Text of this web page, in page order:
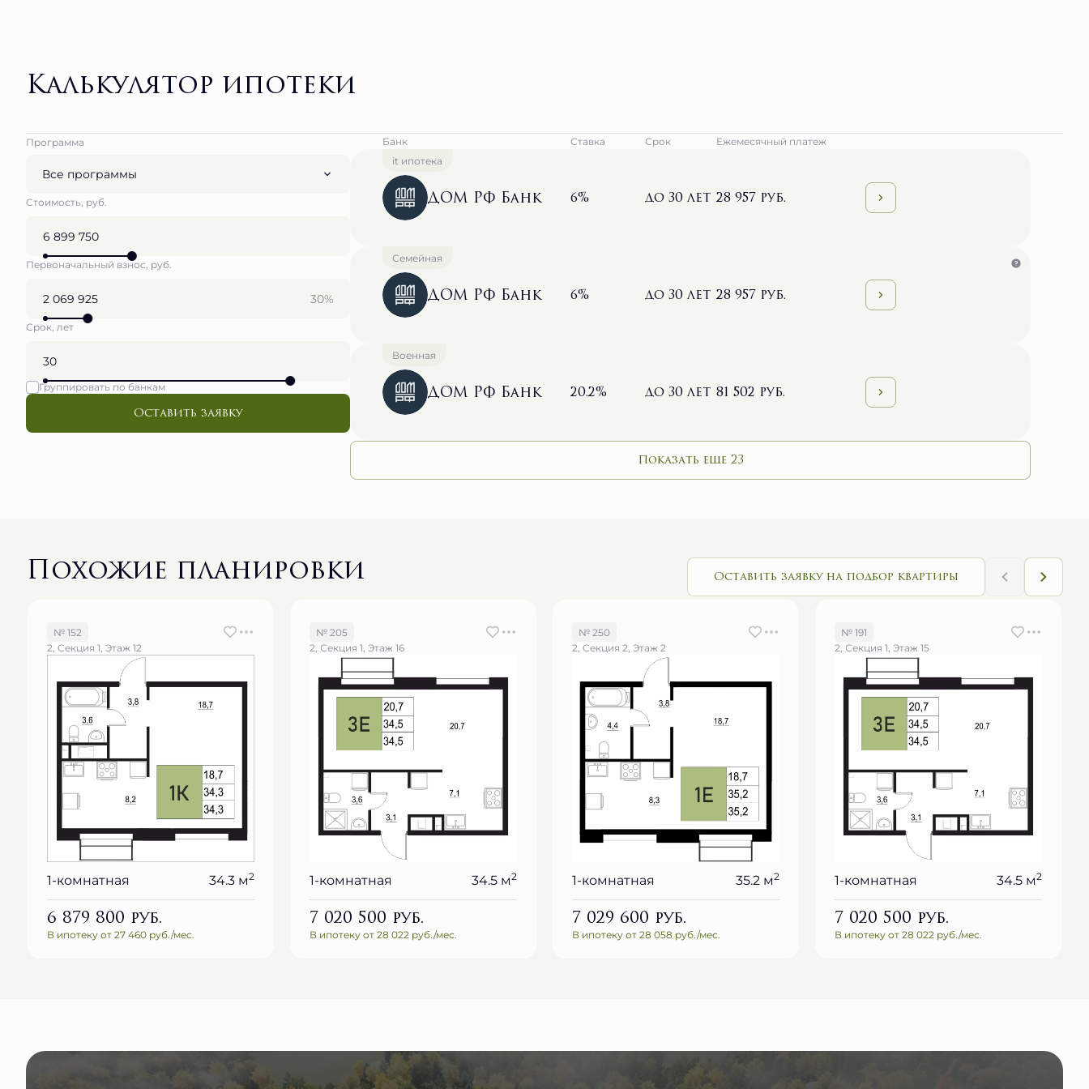
Калькулятор ипотеки
Программа
Все программы
Стоимость, руб.
Первоначальный взнос, руб.
30%
Срок, лет
Группировать по банкам
Оставить заявку
Банк Ставка Срок
Ежемесячный платеж
it ипотека
ДОМ РФ Банк 6% до 30 лет 28 957 руб.
Семейная
ДОМ РФ Банк 6% до 30 лет 28 957 руб.
Военная
ДОМ РФ Банк 20.2% до 30 лет 81 502 руб.
Показать еще 23
Похожие планировки Оставить заявку на подбор квартиры
№ 152
2, Секция 1, Этаж 12
1-комнатная 34.3 м2
6 879 800 руб.
В ипотеку от 27 460 руб./мес.
№ 205
2, Секция 1, Этаж 16
1-комнатная 34.5 м2
7 020 500 руб.
В ипотеку от 28 022 руб./мес.
№ 250
2, Секция 2, Этаж 2
1-комнатная 35.2 м2
7 029 600 руб.
В ипотеку от 28 058 руб./мес.
№ 191
2, Секция 1, Этаж 15
1-комнатная 34.5 м2
7 020 500 руб.
В ипотеку от 28 022 руб./мес.